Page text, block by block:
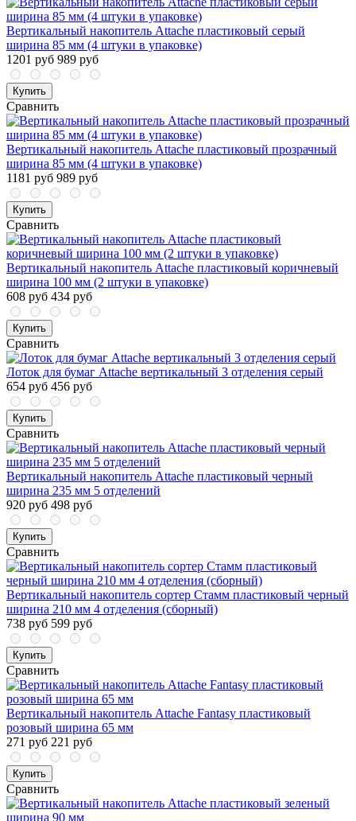
Вертикальный накопитель Attache пластиковый серый
ширина 85 мм (4 штуки в упаковке)
1201 руб 989 руб
Купить
Сравнить
Вертикальный накопитель Attache пластиковый прозрачный
ширина 85 мм (4 штуки в упаковке)
1181 руб 989 руб
Купить
Сравнить
Вертикальный накопитель Attache пластиковый коричневый
ширина 100 мм (2 штуки в упаковке)
608 руб 434 руб
Купить
Сравнить
Лоток для бумаг Attache вертикальный 3 отделения серый
654 руб 456 руб
Купить
Сравнить
Вертикальный накопитель Attache пластиковый черный
ширина 235 мм 5 отделений
920 руб 498 руб
Купить
Сравнить
Вертикальный накопитель сортер Стамм пластиковый черный
ширина 210 мм 4 отделения (сборный)
738 руб 599 руб
Купить
Сравнить
Вертикальный накопитель Attache Fantasy пластиковый
розовый ширина 65 мм
271 руб 221 руб
Купить
Сравнить